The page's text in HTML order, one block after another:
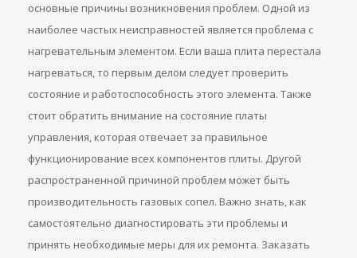
основные причины возникновения проблем. Одной из
наиболее частых неисправностей является проблема с
нагревательным элементом. Если ваша плита перестала
нагреваться, то первым делом следует проверить
состояние и работоспособность этого элемента. Также
стоит обратить внимание на состояние платы
управления, которая отвечает за правильное
функционирование всех компонентов плиты. Другой
распространенной причиной проблем может быть
производительность газовых сопел. Важно знать, как
самостоятельно диагностировать эти проблемы и
принять необходимые меры для их ремонта. Заказать